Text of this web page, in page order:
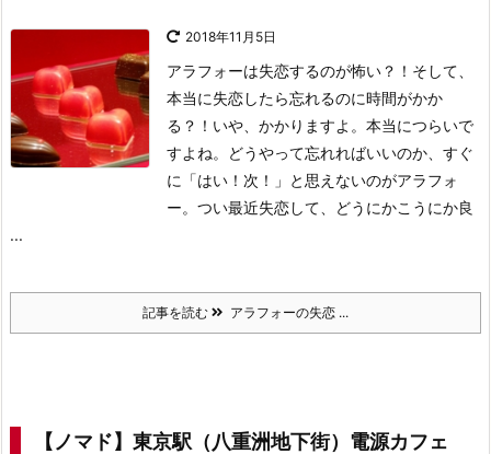
2018年11月5日
アラフォーは失恋するのが怖い？！そして、
本当に失恋したら忘れるのに時間がかか
る？！いや、かかりますよ。本当につらいで
すよね。どうやって忘れればいいのか、すぐ
に「はい！次！」と思えないのがアラフォ
ー。つい最近失恋して、どうにかこうにか良
...
記事を読む アラフォーの失恋 ...
【ノマド】東京駅（八重洲地下街）電源カフェ